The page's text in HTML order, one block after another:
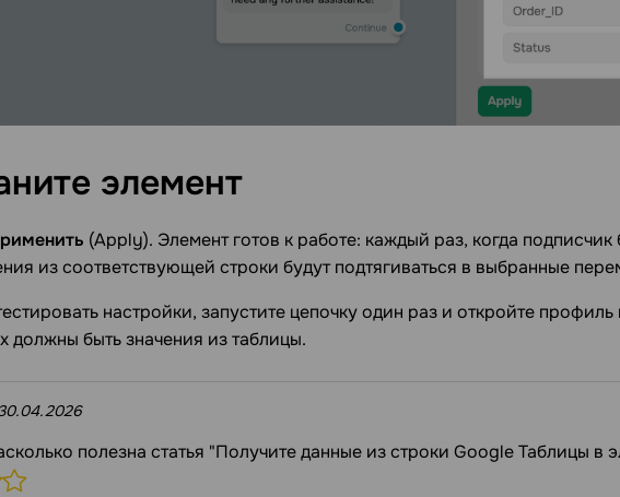
элемент
(Apply). Элемент готов к работе: каждый раз, когда подписчик
из соответствующей строки будут подтягиваться в выбранные
настройки, запустите цепочку один раз и откройте
должны быть значения из таблицы.
полезна статья "Получите данные из строки Google Таблицы в